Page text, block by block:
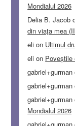
Mondialul 2026
Delia B. Jacob
din viaţa mea
eli on Ultimul
eli on Poveștile
gabriel+gurman
gabriel+gurman
gabriel+gurman
Mondialul 2026